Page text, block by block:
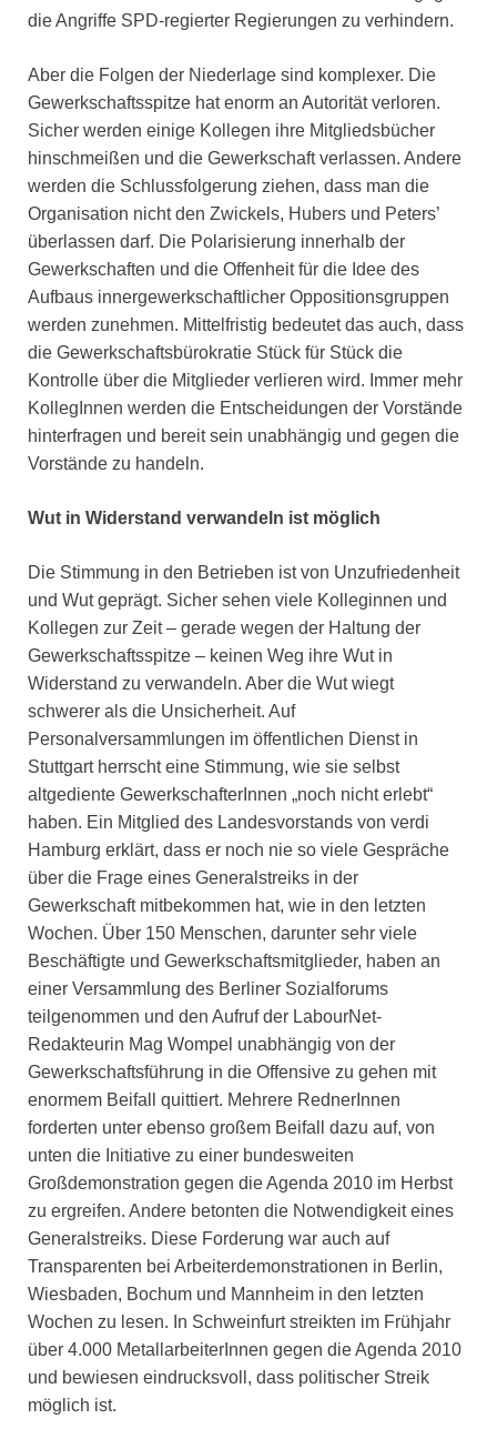
die Angriffe SPD-regierter Regierungen zu verhindern.
Aber die Folgen der Niederlage sind komplexer. Die
Gewerkschaftsspitze hat enorm an Autorität verloren.
Sicher werden einige Kollegen ihre Mitgliedsbücher
hinschmeißen und die Gewerkschaft verlassen. Andere
werden die Schlussfolgerung ziehen, dass man die
Organisation nicht den Zwickels, Hubers und Peters’
überlassen darf. Die Polarisierung innerhalb der
Gewerkschaften und die Offenheit für die Idee des
Aufbaus innergewerkschaftlicher Oppositionsgruppen
werden zunehmen. Mittelfristig bedeutet das auch, dass
die Gewerkschaftsbürokratie Stück für Stück die
Kontrolle über die Mitglieder verlieren wird. Immer mehr
KollegInnen werden die Entscheidungen der Vorstände
hinterfragen und bereit sein unabhängig und gegen die
Vorstände zu handeln.
Wut in Widerstand verwandeln ist möglich
Die Stimmung in den Betrieben ist von Unzufriedenheit
und Wut geprägt. Sicher sehen viele Kolleginnen und
Kollegen zur Zeit – gerade wegen der Haltung der
Gewerkschaftsspitze – keinen Weg ihre Wut in
Widerstand zu verwandeln. Aber die Wut wiegt
schwerer als die Unsicherheit. Auf
Personalversammlungen im öffentlichen Dienst in
Stuttgart herrscht eine Stimmung, wie sie selbst
altgediente GewerkschafterInnen „noch nicht erlebt“
haben. Ein Mitglied des Landesvorstands von verdi
Hamburg erklärt, dass er noch nie so viele Gespräche
über die Frage eines Generalstreiks in der
Gewerkschaft mitbekommen hat, wie in den letzten
Wochen. Über 150 Menschen, darunter sehr viele
Beschäftigte und Gewerkschaftsmitglieder, haben an
einer Versammlung des Berliner Sozialforums
teilgenommen und den Aufruf der LabourNet-
Redakteurin Mag Wompel unabhängig von der
Gewerkschaftsführung in die Offensive zu gehen mit
enormem Beifall quittiert. Mehrere RednerInnen
forderten unter ebenso großem Beifall dazu auf, von
unten die Initiative zu einer bundesweiten
Großdemonstration gegen die Agenda 2010 im Herbst
zu ergreifen. Andere betonten die Notwendigkeit eines
Generalstreiks. Diese Forderung war auch auf
Transparenten bei Arbeiterdemonstrationen in Berlin,
Wiesbaden, Bochum und Mannheim in den letzten
Wochen zu lesen. In Schweinfurt streikten im Frühjahr
über 4.000 MetallarbeiterInnen gegen die Agenda 2010
und bewiesen eindrucksvoll, dass politischer Streik
möglich ist.